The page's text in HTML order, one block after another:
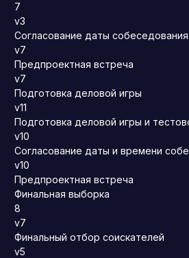
7
v3
Согласование даты собеседования
v7
Предпроектная встреча
v7
Подготовка деловой игры
v11
Подготовка деловой игры и
v10
Согласование даты и времени
v10
Предпроектная встреча
Финальная выборка
8
v7
Финальный отбор соискателей
v5